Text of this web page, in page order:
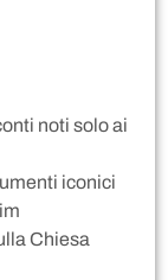
noti solo ai
iconici
Chiesa